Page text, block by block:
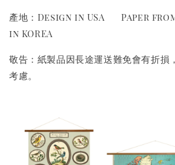
產地：Design in USA Paper
in KOREA
敬告：紙製品因長途運送難免會有折損
考慮。